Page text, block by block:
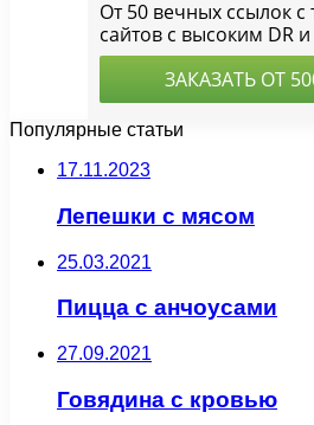
Популярные статьи
17.11.2023
Лепешки с мясом
25.03.2021
Пицца с анчоусами
27.09.2021
Говядина с кровью